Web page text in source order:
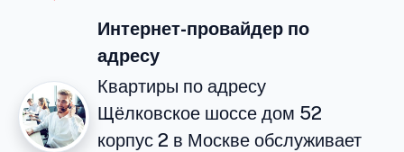
Интернет-провайдер по
адресу
Квартиры по адресу
Щёлковское шоссе дом 52
корпус 2 в Москве обслуживает